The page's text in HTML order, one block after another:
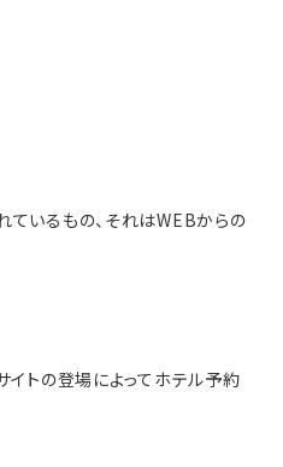
いるもの、それはWEBからの
イトの登場によってホテル予約